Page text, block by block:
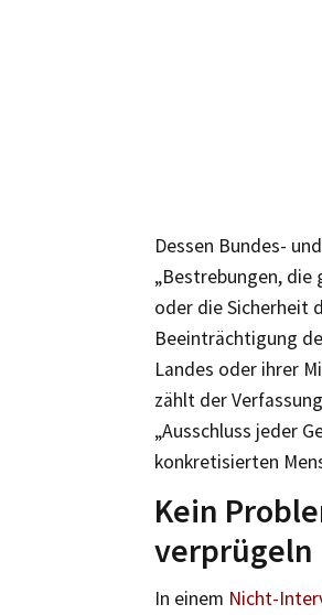
Dessen Bundes-
„Bestrebungen,
oder die Sicherheit
Beeinträchtigung
Landes oder ihrer
zählt der
„Ausschluss jeder
konkretisierten
Kein
verprügeln
In einem Nicht-